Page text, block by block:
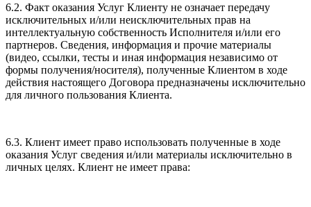
6.2. Факт оказания Услуг Клиенту не означает передачу
исключительных и/или неисключительных прав на
интеллектуальную собственность Исполнителя и/или его
партнеров. Сведения, информация и прочие материалы
(видео, ссылки, тесты и иная информация независимо от
формы получения/носителя), полученные Клиентом в ходе
действия настоящего Договора предназначены исключительно
для личного пользования Клиента.
6.3. Клиент имеет право использовать полученные в ходе
оказания Услуг сведения и/или материалы исключительно в
личных целях. Клиент не имеет права: